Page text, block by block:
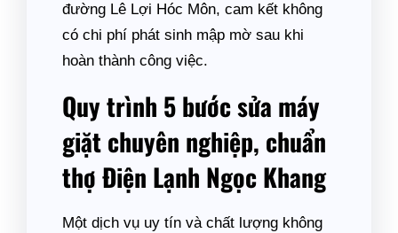
đường Lê Lợi Hóc Môn, cam kết không
có chi phí phát sinh mập mờ sau khi
hoàn thành công việc.
Quy trình 5 bước sửa máy
giặt chuyên nghiệp, chuẩn
thợ Điện Lạnh Ngọc Khang
Một dịch vụ uy tín và chất lượng không